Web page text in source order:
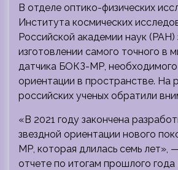
В отделе оптико-физических
Института космических
Российской академии наук (РАН)
изготовлении самого точного в
датчика БОКЗ-МР, необходимого
ориентации в пространстве. На
российских ученых обратили
«В 2021 году закончена
звездной ориентации нового
МР, которая длилась семь лет»,
отчете по итогам прошлого